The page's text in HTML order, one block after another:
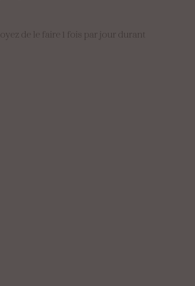
de le faire 1 fois par jour durant